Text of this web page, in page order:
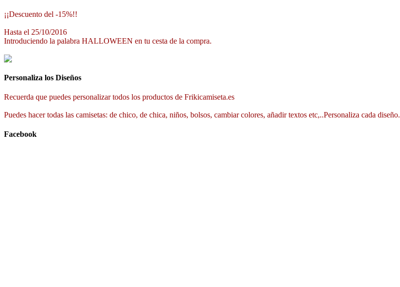
¡¡Descuento del -15%!!
Hasta el 25/10/2016
Introduciendo la palabra HALLOWEEN en tu cesta de la compra.
Personaliza los Diseños
Recuerda que puedes personalizar todos los productos de Frikicamiseta.es
Puedes hacer todas las camisetas: de chico, de chica, niños, bolsos, cambiar colores, añadir textos etc,..Personaliza cada diseño.
Facebook